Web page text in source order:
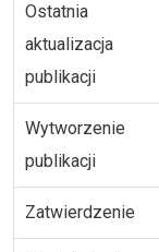
Ostatnia
aktualizacja
publikacji
Wytworzenie
publikacji
Zatwierdzenie